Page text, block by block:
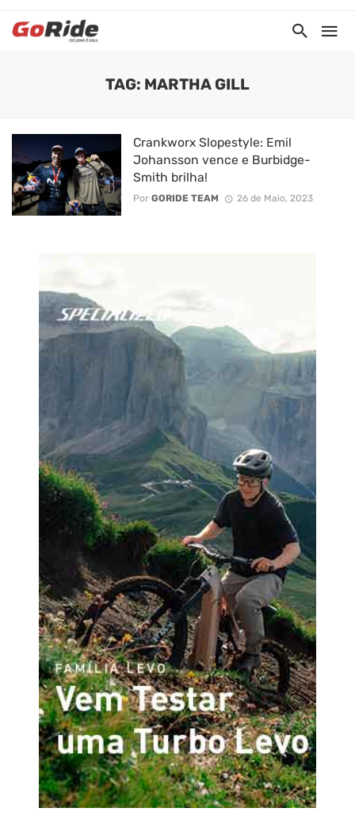
TAG: MARTHA GILL
Crankworx Slopestyle: Emil
Johansson vence e Burbidge-
Smith brilha!
Por GORIDE TEAM 26 de Maio, 2023